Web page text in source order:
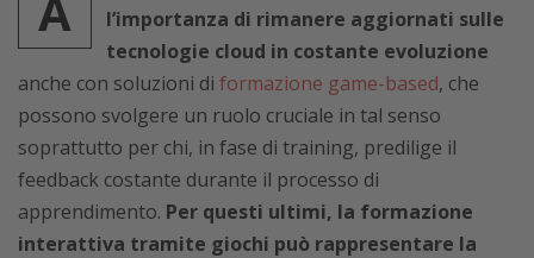
l’importanza di rimanere aggiornati sulle
tecnologie cloud in costante evoluzione
anche con soluzioni di formazione game-based, che
possono svolgere un ruolo cruciale in tal senso
soprattutto per chi, in fase di training, predilige il
feedback costante durante il processo di
apprendimento. Per questi ultimi, la formazione
interattiva tramite giochi può rappresentare la